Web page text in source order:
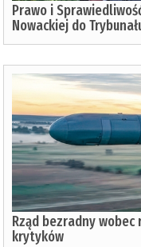
Prawo i
Nowackiej do
Rząd bezradny
krytyków